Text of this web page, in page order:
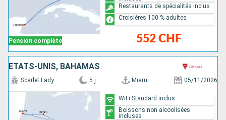
Pension complète 552 CHF
Restaurants de spécialités inclus
Croisières 100 % adultes
ÉTATS-UNIS, BAHAMAS
Scarlet Lady 5 j Miami 05/11/2026
WiFi Standard inclus
Boissons non alcoolisées
incluses